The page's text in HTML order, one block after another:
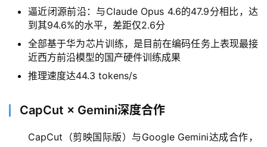
日
目
逼近闭源前沿：与Claude Opus 4.6的47.9分相比，达
到其94.6%的水平，差距仅2.6分
全部基于华为芯片训练，是目前在编码任务上表现最接
近西方前沿模型的国产硬件训练成果
推理速度达44.3 tokens/s
CapCut × Gemini深度合作
CapCut（剪映国际版）与Google Gemini达成合作，